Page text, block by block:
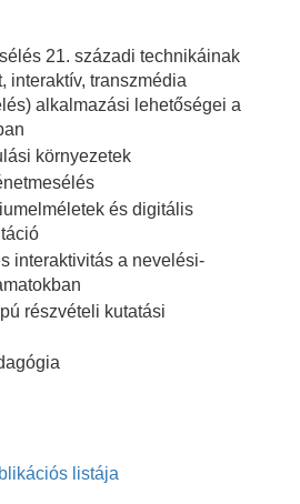
21. századi technikáinak
interaktív, transzmédia
alkalmazási lehetőségei a
környezetek
és digitális
interaktivitás a nevelési-
részvételi kutatási
listája